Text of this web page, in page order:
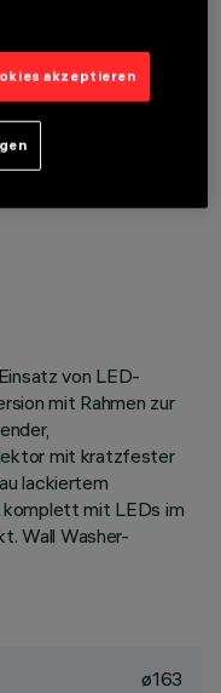
von LED-
mit Rahmen zur
mit kratzfester
lackiertem
komplett mit LEDs im
Wall Washer-
ø163
akzeptieren